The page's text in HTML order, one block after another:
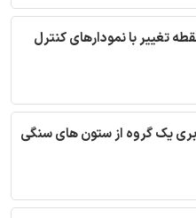
تغییر با نمودارهای کنترل
یک گروه از ستون های سنگی